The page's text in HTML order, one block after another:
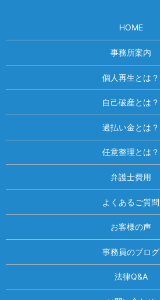
HOME
事務所案内
個人再生とは？
自己破産とは？
過払い金とは？
任意整理とは？
弁護士費用
よくあるご質問
お客様の声
事務員のブログ
法律Q&A